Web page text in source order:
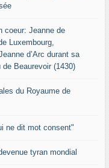
coeur: Jeanne de
Luxembourg,
d’Arc durant sa
Beaurevoir (1430)
du Royaume de
ne dit mot consent"
tyran mondial